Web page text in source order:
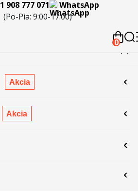
KontaktyKariéraSpolupráca
908 777 071
WhatsApp
(Po-Pia: 9:00-17:00)
0
Akcia
Akcia